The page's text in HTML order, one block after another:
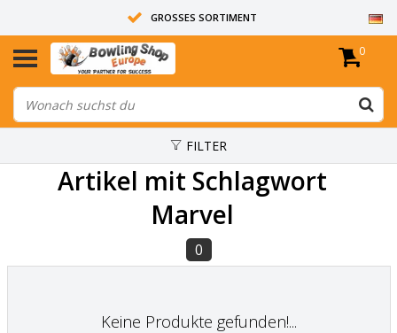
GROSSES SORTIMENT
14 TAGE RÜCKGABERECHT
ALLE BOWLINGKUGELN SIND UNGEBOHRT
0
FILTER
Artikel mit Schlagwort
Marvel
0
Keine Produkte gefunden!...